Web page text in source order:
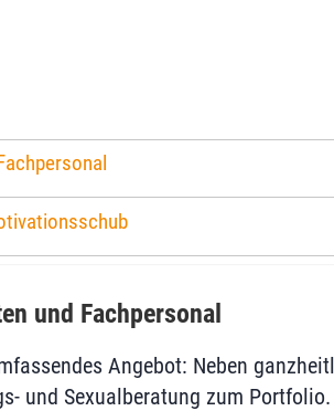
und Fachpersonal
Angebot: Neben
und Sexualberatung zum